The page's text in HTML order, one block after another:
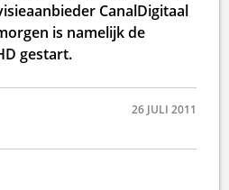
CanalDigitaal
is namelijk de
gestart.
26 JULI 2011